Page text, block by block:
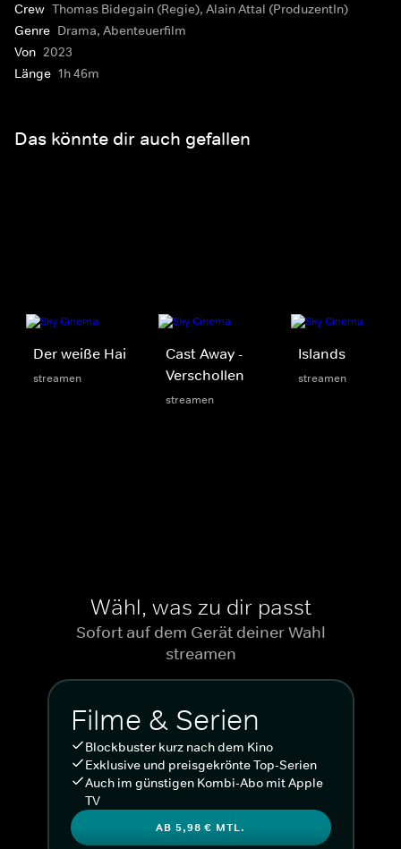
Crew Thomas Bidegain (Regie), Alain Attal (ProduzentIn)
Genre Drama, Abenteuerfilm
Von 2023
Länge 1h 46m
Das könnte dir auch gefallen
Der weiße Hai
streamen
Cast Away -
Verschollen
streamen
Islands
streamen
Wähl, was zu dir passt
Sofort auf dem Gerät deiner Wahl
streamen
Filme & Serien
Blockbuster kurz nach dem Kino
Exklusive und preisgekrönte Top-Serien
Auch im günstigen Kombi-Abo mit Apple
TV
AB 5,98 € MTL.